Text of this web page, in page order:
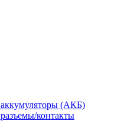
(АКБ)
контакты